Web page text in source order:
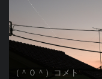
（＾０＾）コメト